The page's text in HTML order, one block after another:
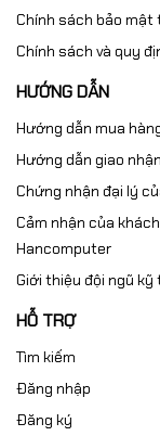
Chính sách bảo mật
Chính sách và quy
HƯỚNG DẪN
Hướng dẫn mua
Hướng dẫn giao nhận
Chứng nhận đại lý
Cảm nhận của
Hancomputer
Giới thiệu đội ngũ
HỖ TRỢ
Tìm kiếm
Đăng nhập
Đăng ký